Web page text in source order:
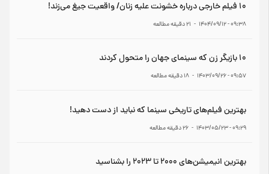
۱۰ فیلم خارجی درباره خشونت علیه زنان/ واقعیت جیغ می‌زند!
۰۹:۳۸ - ۱۴۰۴/۰۹/۱۲ -
21دقیقه مطالعه
۱۰ بازیگر زن که سینمای جهان را متحول کردند
۰۹:۵۷ - ۱۴۰۳/۰۹/۲۶ -
18دقیقه مطالعه
بهترین فیلم‌های تاریخی سینما که نباید از دست دهید!
۰۹:۲۹ - ۱۴۰۳/۰۵/۲۳ -
26دقیقه مطالعه
بهترین انیمیشن‌های ۲۰۰۰ تا ۲۰۲۳ را بشناسید